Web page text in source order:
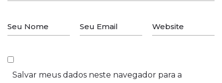
Salvar meus dados neste navegador para a